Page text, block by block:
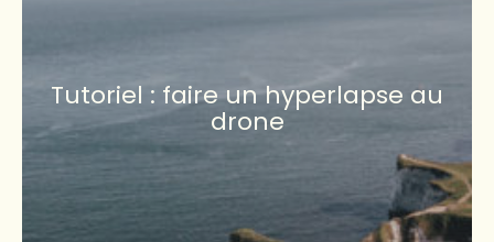
Tutoriel : faire un hyperlapse au
drone